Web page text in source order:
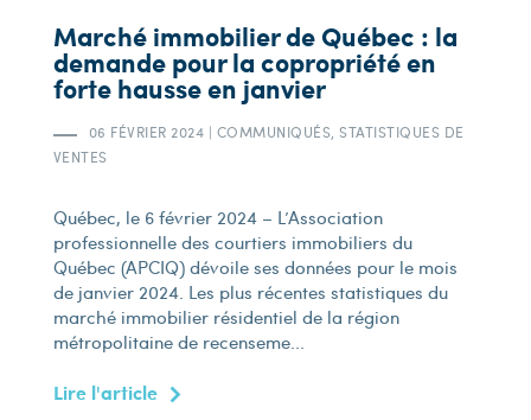
Marché immobilier de Québec : la
demande pour la copropriété en
forte hausse en janvier
06 FÉVRIER 2024 | COMMUNIQUÉS, STATISTIQUES DE
VENTES
Québec, le 6 février 2024 – L’Association
professionnelle des courtiers immobiliers du
Québec (APCIQ) dévoile ses données pour le mois
de janvier 2024. Les plus récentes statistiques du
marché immobilier résidentiel de la région
métropolitaine de recenseme...
Lire l'article